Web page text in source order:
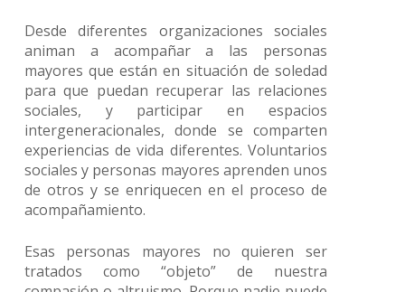
Desde diferentes organizaciones sociales
animan a acompañar a las personas
mayores que están en situación de soledad
para que puedan recuperar las relaciones
sociales, y participar en espacios
intergeneracionales, donde se comparten
experiencias de vida diferentes. Voluntarios
sociales y personas mayores aprenden unos
de otros y se enriquecen en el proceso de
acompañamiento.
Esas personas mayores no quieren ser
tratados como “objeto” de nuestra